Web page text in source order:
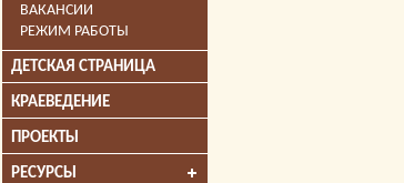
ВАКАНСИИ
РЕЖИМ РАБОТЫ
ДЕТСКАЯ СТРАНИЦА
КРАЕВЕДЕНИЕ
ПРОЕКТЫ
РЕСУРСЫ